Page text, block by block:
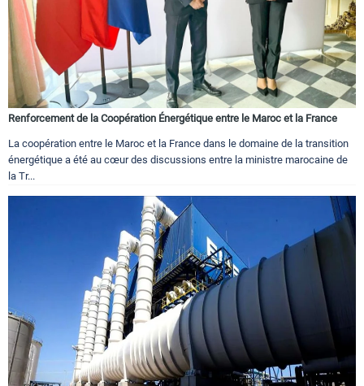
Renforcement de la Coopération Énergétique entre le Maroc et la France
La coopération entre le Maroc et la France dans le domaine de la transition
énergétique a été au cœur des discussions entre la ministre marocaine de
la Tr...